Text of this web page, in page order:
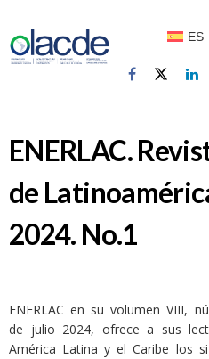
ES
ENERLAC.
de
2024. No.1
ENERLAC en su volumen VIII,
de julio 2024, ofrece a sus
América Latina y el Caribe los